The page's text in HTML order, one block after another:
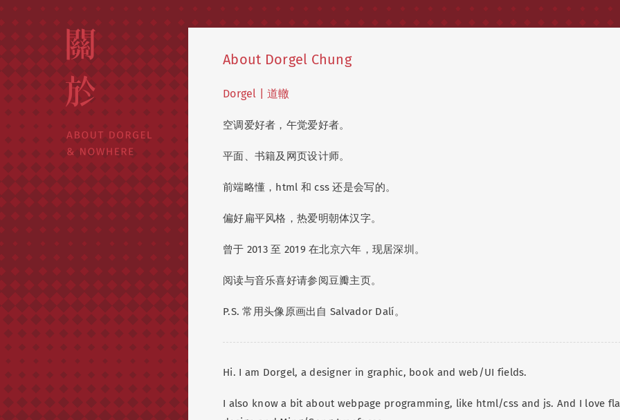
About Dorgel Chung
Dorgel | 道轍
空调爱好者，午觉爱好者。
平面、书籍及网页设计师。
前端略懂，html 和 css 还是会写的。
偏好扁平风格，热爱明朝体汉字。
曾于 2013 至 2019 在北京六年，现居深圳。
阅读与音乐喜好请参阅豆瓣主页。
P.S. 常用头像原画出自 Salvador Dalí。
Hi. I am Dorgel, a designer in graphic, book and web/UI fields.
I also know a bit about webpage programming, like html/css and js. And I love